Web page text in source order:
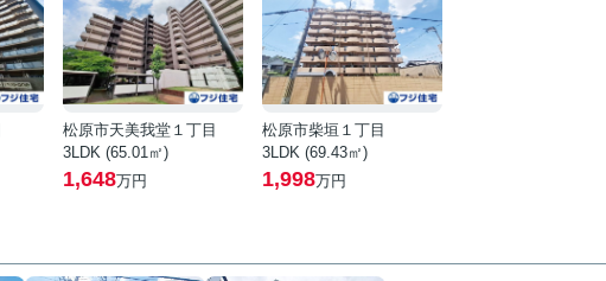
松原市天美我堂１丁目
3LDK (65.01㎡)
1,648万円
松原市柴垣１丁目
3LDK (69.43㎡)
1,998万円